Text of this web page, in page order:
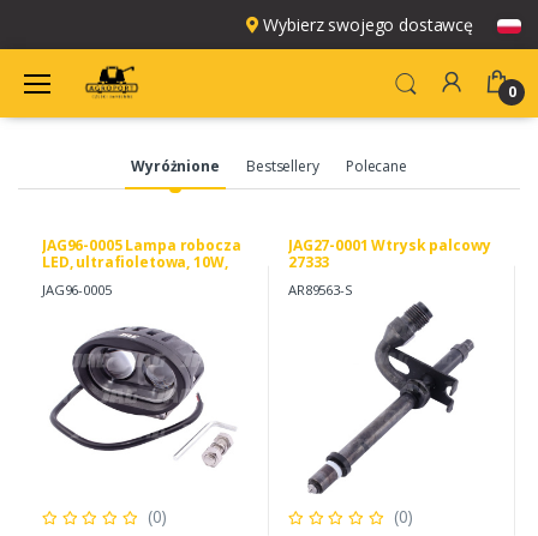
Wybierz swojego dostawcę
0
Wyróżnione Bestsellery Polecane
JAG96-0005 Lampa robocza
LED, ultrafioletowa, 10W,
JAG96-0005
(0)
JAG27-0001 Wtrysk palcowy
27333
AR89563-S
(0)